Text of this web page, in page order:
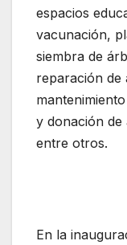
espacios
vacunación,
siembra de
reparación de
y donación de
entre otros.
En la